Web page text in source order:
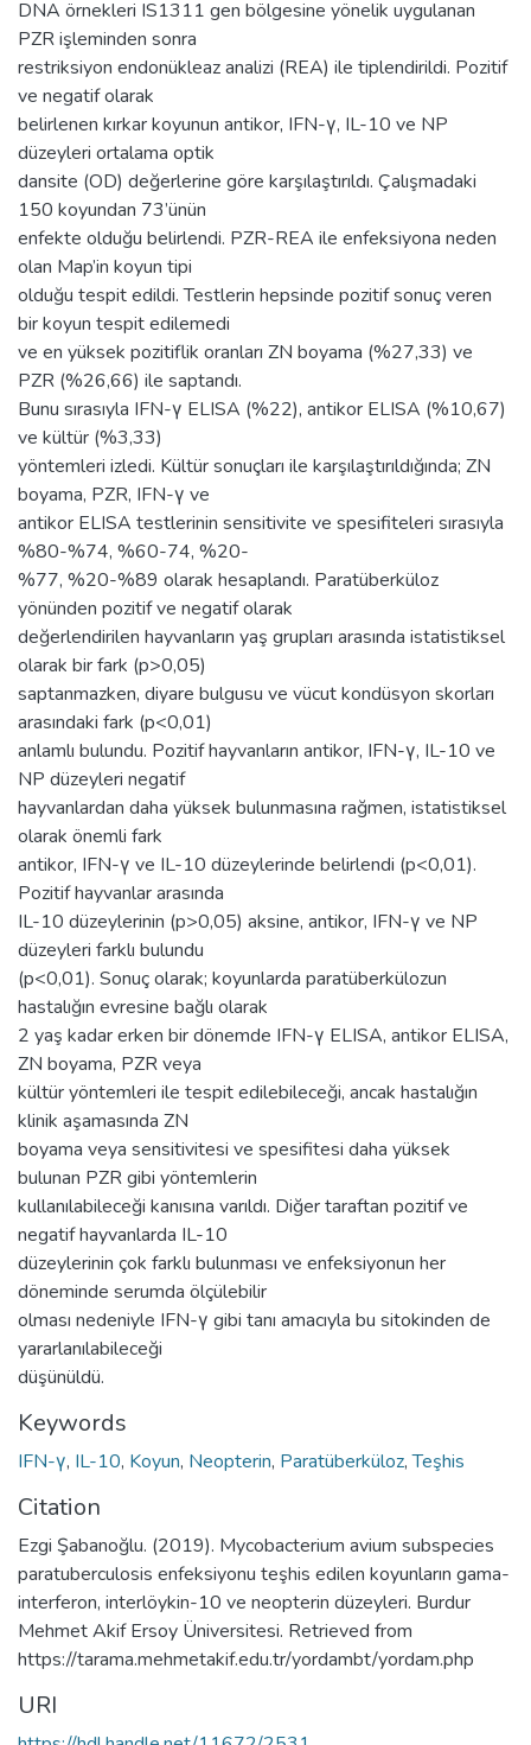
DNA örnekleri IS1311 gen bölgesine yönelik uygulanan
PZR işleminden sonra
restriksiyon endonükleaz analizi (REA) ile tiplendirildi. Pozitif
ve negatif olarak
belirlenen kırkar koyunun antikor, IFN-γ, IL-10 ve NP
düzeyleri ortalama optik
dansite (OD) değerlerine göre karşılaştırıldı. Çalışmadaki
150 koyundan 73’ünün
enfekte olduğu belirlendi. PZR-REA ile enfeksiyona neden
olan Map’in koyun tipi
olduğu tespit edildi. Testlerin hepsinde pozitif sonuç veren
bir koyun tespit edilemedi
ve en yüksek pozitiflik oranları ZN boyama (%27,33) ve
PZR (%26,66) ile saptandı.
Bunu sırasıyla IFN-γ ELISA (%22), antikor ELISA (%10,67)
ve kültür (%3,33)
yöntemleri izledi. Kültür sonuçları ile karşılaştırıldığında; ZN
boyama, PZR, IFN-γ ve
antikor ELISA testlerinin sensitivite ve spesifiteleri sırasıyla
%80-%74, %60-74, %20-
%77, %20-%89 olarak hesaplandı. Paratüberküloz
yönünden pozitif ve negatif olarak
değerlendirilen hayvanların yaş grupları arasında istatistiksel
olarak bir fark (p>0,05)
saptanmazken, diyare bulgusu ve vücut kondüsyon skorları
arasındaki fark (p<0,01)
anlamlı bulundu. Pozitif hayvanların antikor, IFN-γ, IL-10 ve
NP düzeyleri negatif
hayvanlardan daha yüksek bulunmasına rağmen, istatistiksel
olarak önemli fark
antikor, IFN-γ ve IL-10 düzeylerinde belirlendi (p<0,01).
Pozitif hayvanlar arasında
IL-10 düzeylerinin (p>0,05) aksine, antikor, IFN-γ ve NP
düzeyleri farklı bulundu
(p<0,01). Sonuç olarak; koyunlarda paratüberkülozun
hastalığın evresine bağlı olarak
2 yaş kadar erken bir dönemde IFN-γ ELISA, antikor ELISA,
ZN boyama, PZR veya
kültür yöntemleri ile tespit edilebileceği, ancak hastalığın
klinik aşamasında ZN
boyama veya sensitivitesi ve spesifitesi daha yüksek
bulunan PZR gibi yöntemlerin
kullanılabileceği kanısına varıldı. Diğer taraftan pozitif ve
negatif hayvanlarda IL-10
düzeylerinin çok farklı bulunması ve enfeksiyonun her
döneminde serumda ölçülebilir
olması nedeniyle IFN-γ gibi tanı amacıyla bu sitokinden de
yararlanılabileceği
düşünüldü.
Keywords
IFN-γ, IL-10, Koyun, Neopterin, Paratüberküloz,Teşhis
Citation
Ezgi Şabanoğlu. (2019). Mycobacterium avium subspecies
paratuberculosis enfeksiyonu teşhis edilen koyunların gama-
interferon, interlöykin-10 ve neopterin düzeyleri. Burdur
Mehmet Akif Ersoy Üniversitesi. Retrieved from
https://tarama.mehmetakif.edu.tr/yordambt/yordam.php
URI